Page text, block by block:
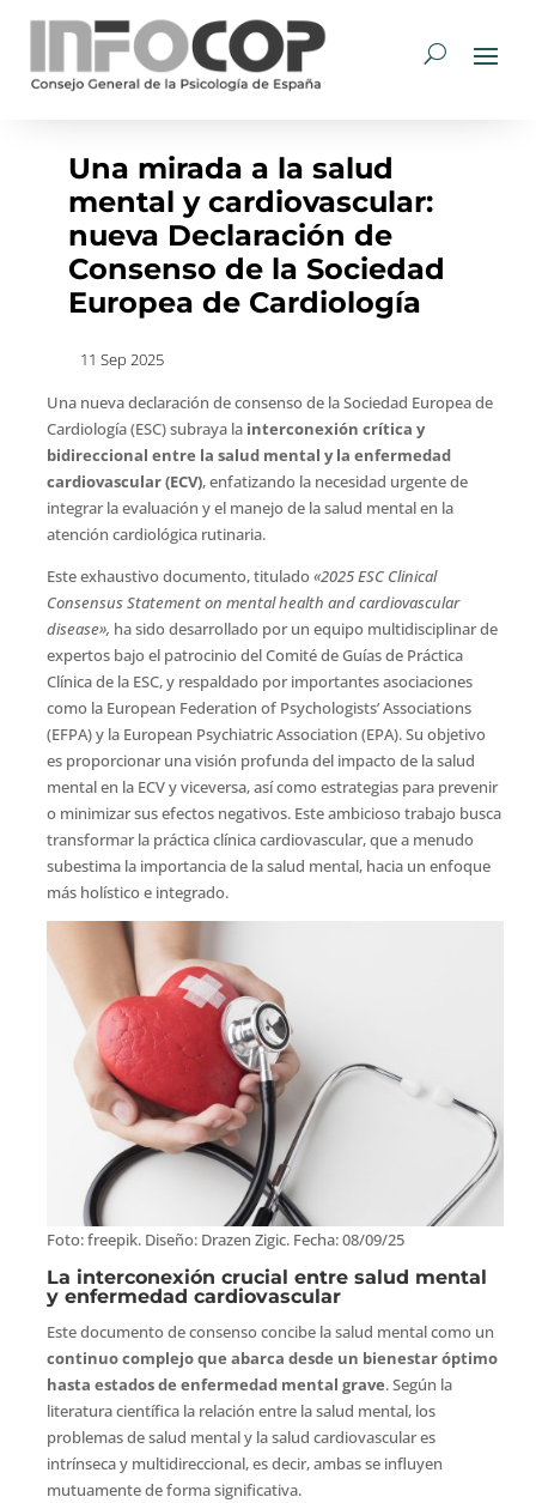
Una mirada a la salud
mental y cardiovascular:
nueva Declaración de
Consenso de la Sociedad
Europea de Cardiología
11 Sep 2025
Una nueva declaración de consenso de la Sociedad Europea de
Cardiología (ESC) subraya la interconexión crítica y
bidireccional entre la salud mental y la enfermedad
cardiovascular (ECV), enfatizando la necesidad urgente de
integrar la evaluación y el manejo de la salud mental en la
atención cardiológica rutinaria.
Este exhaustivo documento, titulado«2025 ESC Clinical
Consensus Statement on mental health and cardiovascular
disease», ha sido desarrollado por un equipo multidisciplinar de
expertos bajo el patrocinio del Comité de Guías de Práctica
Clínica de la ESC, y respaldado por importantes asociaciones
como la European Federation of Psychologists’ Associations
(EFPA) y la European Psychiatric Association (EPA). Su objetivo
es proporcionar una visión profunda del impacto de la salud
mental en la ECV y viceversa, así como estrategias para prevenir
o minimizar sus efectos negativos. Este ambicioso trabajo busca
transformar la práctica clínica cardiovascular, que a menudo
subestima la importancia de la salud mental, hacia un enfoque
más holístico e integrado.
Foto: freepik. Diseño: Drazen Zigic. Fecha: 08/09/25
La interconexión crucial entre salud mental
y enfermedad cardiovascular
Este documento de consenso concibe la salud mental como un
continuo complejo que abarca desde un bienestar óptimo
hasta estados de enfermedad mental grave. Según la
literatura científica la relación entre la salud mental, los
problemas de salud mental y la salud cardiovascular es
intrínseca y multidireccional, es decir, ambas se influyen
mutuamente de forma significativa.